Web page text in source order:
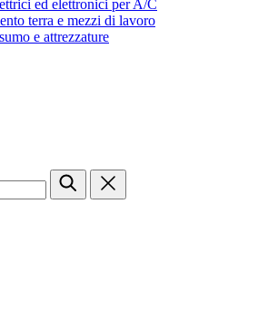
ed elettronici per A/C
terra e mezzi di lavoro
e attrezzature